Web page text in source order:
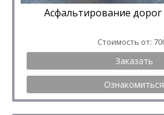
Асфальтирование
Стоимость от:
Заказать
Ознакомиться